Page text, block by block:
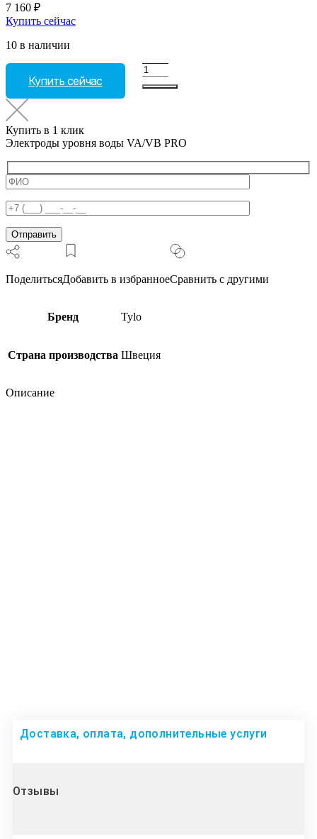
7 160 ₽
Купить сейчас
10 в наличии
Купить сейчас
Количество
PRO
Купить в 1 клик
Электроды уровня воды VA/VB PRO
ПоделитьсяДобавить в избранноеСравнить с другими
Бренд Tylo
Страна производства Швеция
Описание
Доставка, оплата, дополнительные услуги
Отзывы